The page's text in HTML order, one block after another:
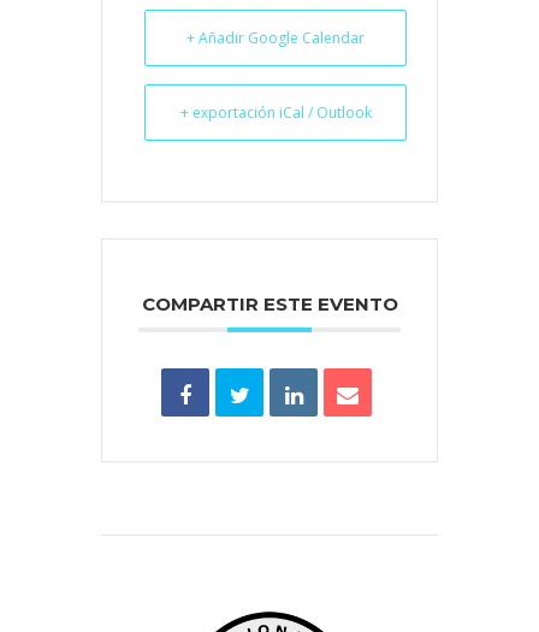
+ Añadir Google Calendar
+ exportación iCal / Outlook
COMPARTIR ESTE EVENTO